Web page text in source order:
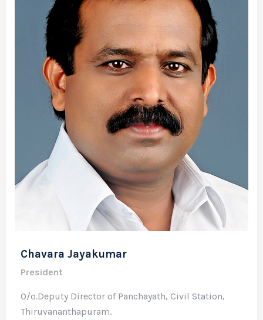
Chavara Jayakumar
President
O/o.Deputy Director of Panchayath, Civil Station,
Thiruvananthapuram.